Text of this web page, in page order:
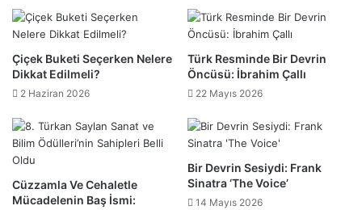
Çiçek Buketi Seçerken Nelere
Dikkat Edilmeli?
2 Haziran 2026
Türk Resminde Bir Devrin
Öncüsü: İbrahim Çallı
22 Mayıs 2026
Cüzzamla Ve Cehaletle
Mücadelenin Baş İsmi:
Bir Devrin Sesiydi: Frank
Sinatra ‘The Voice’
14 Mayıs 2026